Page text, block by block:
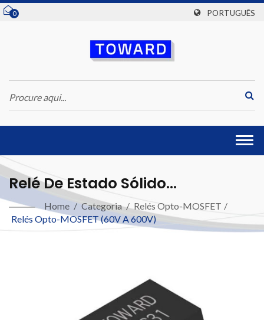
0 PORTUGUÊS
Relé De Estado Sólido
350V/110mA/DIP-8
Home / Categoria / Relés Opto-MOSFET /
Relés Opto-MOSFET (60V A 600V)